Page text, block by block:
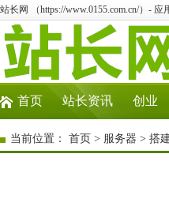
站长网 （https://www.0155.com.cn/）-
首页 站长资讯 创业
当前位置： 首页 > 服务器 > 搭